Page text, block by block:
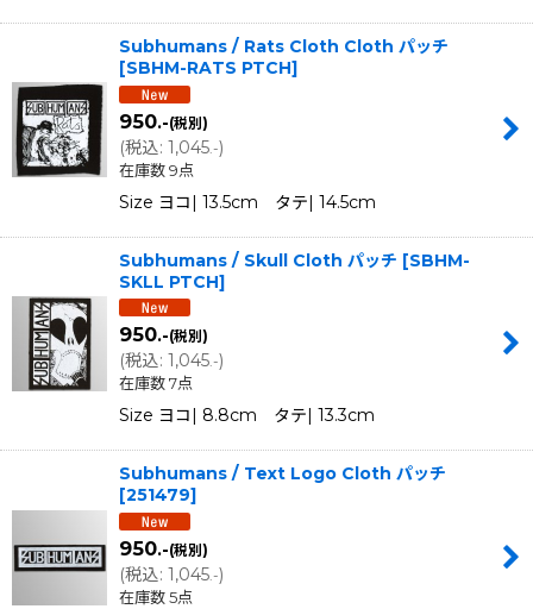
Subhumans / Rats Cloth Cloth パッチ
[SBHM-RATS PTCH]
950.-(税別)
(税込: 1,045 .-)
在庫数 9点
Size ヨコ| 13.5cm タテ| 14.5cm
Subhumans / Skull Cloth パッチ [SBHM-
SKLL PTCH]
950.-(税別)
(税込: 1,045.-)
在庫数 7点
Size ヨコ| 8.8cm タテ| 13.3cm
Subhumans / Text Logo Cloth パッチ
[251479]
950.-(税別)
(税込: 1,045.-)
在庫数 5点